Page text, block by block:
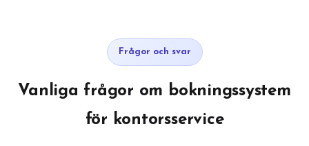
Frågor och svar
Vanliga frågor om bokningssystem
för kontorsservice